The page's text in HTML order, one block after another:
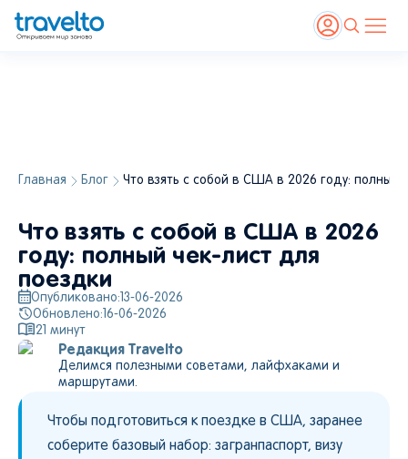
Главная Блог Что взять с собой в США в 2026 году: полный
Что взять с собой в США в 2026
году: полный чек-лист для
поездки
Опубликовано: 13-06-2026
Обновлено: 16-06-2026
21 минут
Редакция Travelto
Делимся полезными советами, лайфхаками и
маршрутами.
Чтобы подготовиться к поездке в США, заранее
соберите базовый набор: загранпаспорт, визу